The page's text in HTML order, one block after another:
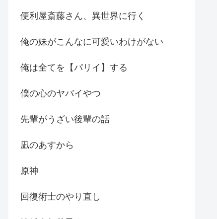
便利屋斎藤さん、異世界に行く
俺の妹がこんなに可愛いわけがない
俺は全てを【パリイ】する
僕の心のヤバイやつ
先輩がうざい後輩の話
凪のあすから
原神
回復術士のやり直し